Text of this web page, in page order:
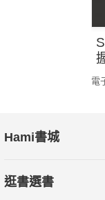
電
Hami書城
逛書選書